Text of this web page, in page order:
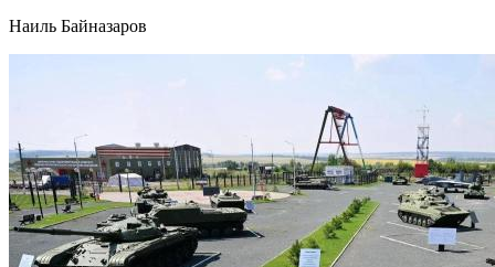
Наиль Байназаров